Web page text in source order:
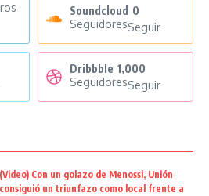
Soundcloud 0
SeguidoresSeguir
Dribbble 1,000
SeguidoresSeguir
(Video) Con un golazo de Menossi, Unión
consiguió un triunfazo como local frente a